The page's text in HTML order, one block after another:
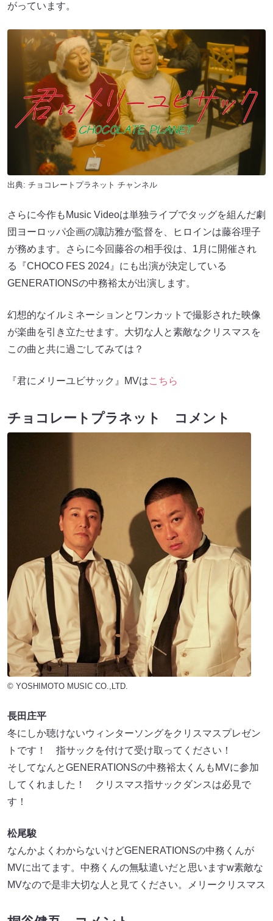
がっています。
出典: チョコレートプラネット チャンネル
さらに今作もMusic Videoは単独ライブでタッグを組んだ劇
団ヨーロッパ企画の諏訪雅が監督を、ヒロインは藤谷理子
が務めます。さらに今回藤谷の相手役は、1月に開催され
る『CHOCO FES 2024』にも出演が決定している
GENERATIONSの中務裕太が出演します。
幻想的なイルミネーションとワンカットで撮影された映像
が楽曲を引き立たせます。大切な人と素敵なクリスマスを
この曲と共に過ごしてみては？
『君にメリーユビサック』MVはこちら
チョコレートプラネット コメント
© YOSHIMOTO MUSIC CO.,LTD.
長田庄平
冬にしか聴けないウィンターソングをクリスマスプレゼン
トです！ 指サックを付けて受け取ってください！
そしてなんとGENERATIONSの中務裕太くんもMVに参加
してくれました！ クリスマス指サックダンスは必見で
す！
松尾駿
なんかよくわからないけどGENERATIONSの中務くんが
MVに出てます。中務くんの無駄遣いだと思いますw素敵な
MVなので是非大切な人と見てください。メリークリスマス